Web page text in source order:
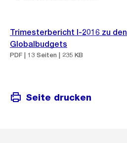
Trimesterbericht I-2016 zu den
Globalbudgets
PDF | 13 Seiten | 235 KB
Seite drucken